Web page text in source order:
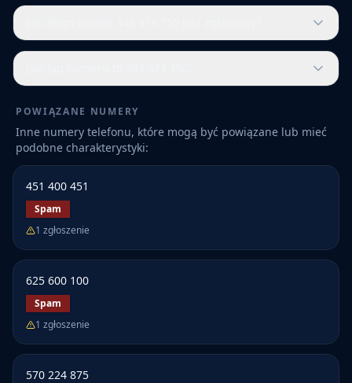
POWIĄZANE NUMERY
Inne numery telefonu, które mogą być powiązane lub mieć
podobne charakterystyki:
451 400 451
Spam
1 zgłoszenie
625 600 100
Spam
1 zgłoszenie
570 224 875